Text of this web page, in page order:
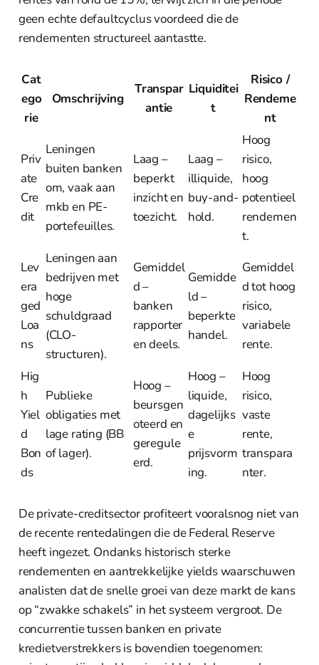
geen echte defaultcyclus voordeed die de
rendementen structureel aantastte.
Cat
ego
rie
Omschrijving
Transpar
antie
Liquiditei
t
Risico /
Rendeme
nt
Priv
ate
Cre
dit
Leningen
buiten banken
om, vaak aan
mkb en PE-
portefeuilles.
Laag –
beperkt
inzicht en
toezicht.
Laag –
illiquide,
buy-and-
hold.
Hoog
risico,
hoog
potentieel
rendemen
t.
Lev
era
ged
Loa
ns
Leningen aan
bedrijven met
hoge
schuldgraad
(CLO-
structuren).
Gemiddel
d –
banken
rapporter
en deels.
Gemidde
ld –
beperkte
handel.
Gemiddel
d tot hoog
risico,
variabele
rente.
Hig
h
Yiel
d
Bon
ds
Publieke
obligaties met
lage rating (BB
of lager).
Hoog –
beursgen
oteerd en
geregule
erd.
Hoog –
liquide,
dagelijks
e
prijsvorm
ing.
Hoog
risico,
vaste
rente,
transpara
nter.
De private-creditsector profiteert vooralsnog niet van
de recente rentedalingen die de Federal Reserve
heeft ingezet. Ondanks historisch sterke
rendementen en aantrekkelijke yields waarschuwen
analisten dat de snelle groei van deze markt de kans
op “zwakke schakels” in het systeem vergroot. De
concurrentie tussen banken en private
kredietverstrekkers is bovendien toegenomen: